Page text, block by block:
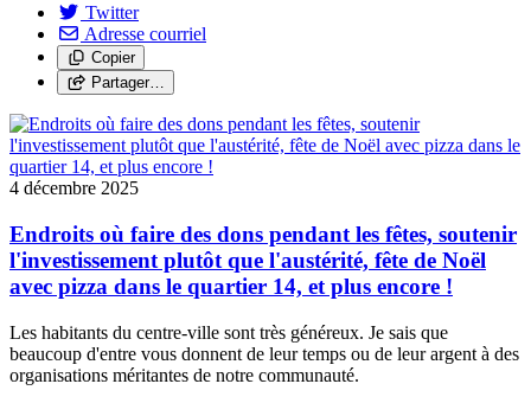
Twitter
Adresse courriel
Copier
Partager…
4 décembre 2025
Endroits où faire des dons pendant les fêtes, soutenir
l'investissement plutôt que l'austérité, fête de Noël
avec pizza dans le quartier 14, et plus encore !
Les habitants du centre-ville sont très généreux. Je sais que
beaucoup d'entre vous donnent de leur temps ou de leur argent à des
organisations méritantes de notre communauté.